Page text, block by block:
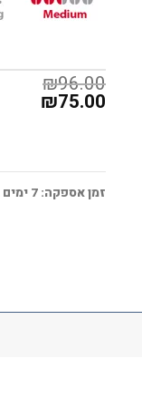
₪96.00
₪75.00
זמן אספקה: 7 ימים